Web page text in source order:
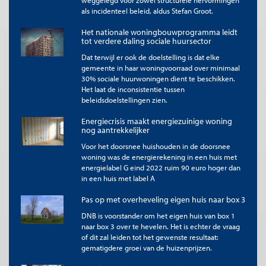
verdiepingshoogte is een maat die aansluit bij bijvoorbeeld het
voorkeur voor een appartement zo hoog mogelijk in een
gebouw. Door de verdieping en de verticale positie te
combineren, is de ligging van een appartement in het gebouw
gecategoriseerd als laag, midden of hoog (zie ook Kader 1).
Appartementen tot en met de derde verdieping worden,
ongeacht de hoogte van het gebouw, als ‘laag’ beschouwd en
zijn in de analyse de referentiegroep. Appartementen vanaf de
vierde verdieping tot en met de negentiende verdieping
worden ingedeeld als ‘midden’, waarbij tevens de verticale
positie van het appartement binnen het gebouw tussen 25%
en 75% ligt. Alle appartementen vanaf de twintigste verdieping
en alle appartementen vanaf de vierde verdieping met een
verticale positie van minimaal 75% worden ingedeeld als ‘hoog’.
Kader 1: Categorisering van de ligging van
appartementen in het gebouw
als incidenteel beleid, aldus Stefan Groot.
Het nationale woningbouwprogramma leidt
tot verdere daling sociale huursector
Dat terwijl er ook de doelstelling is dat elke
gemeente in haar woningvoorraad over minimaal
30% sociale huurwoningen dient te beschikken.
Het laat de inconsistentie tussen
beleidsdoelstellingen zien.
Energiecrisis maakt energiezuinige woning
nog aantrekkelijker
Voor het doorsnee huishouden in de doorsnee
woning was de energierekening in een huis met
energielabel G eind 2022 ruim 90 euro hoger dan
in een huis met label A
Pas op met overheveling eigen huis naar box 3
DNB is voorstander om het eigen huis van box 1
naar box 3 over te hevelen. Het is echter de vraag
of dit zal leiden tot het gewenste resultaat:
gematigdere groei van de huizenprijzen.